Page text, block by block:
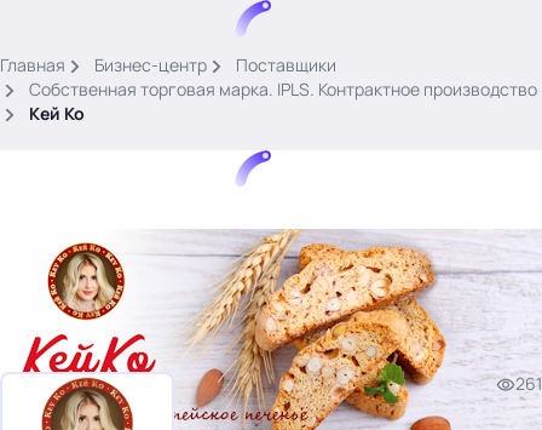
Тема месяца: Автоматизация на 1С
Войти
картина дня
темы
Главная Бизнес-центр
Поставщики
Собственная торговая марка. IPLS. Контрактное производство
Кей Ко
261